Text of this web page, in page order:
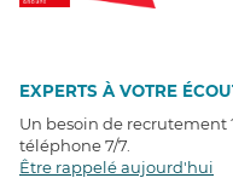
EXPERTS À VOTRE
Un besoin de recrutement
téléphone 7/7
Être rappelé aujourd'hui